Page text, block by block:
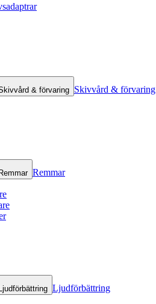
& förvaring Skivvård & förvaring
Remmar
Ljudförbättring